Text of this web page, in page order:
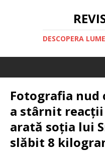
DESCOPERA
Fotografia nud
a stârnit
arată soția lui
slăbit 8